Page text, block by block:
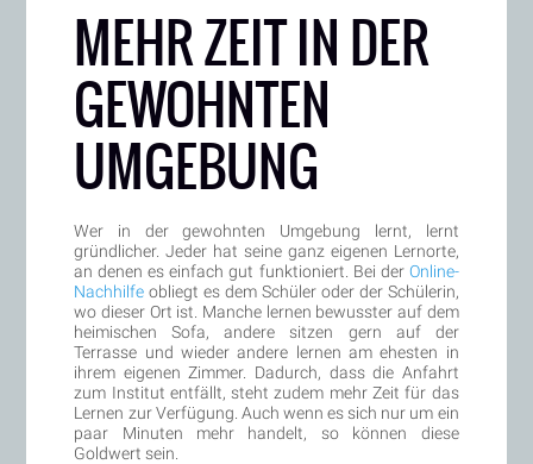
MEHR ZEIT IN DER
GEWOHNTEN
UMGEBUNG
Wer in der gewohnten Umgebung lernt, lernt
gründlicher. Jeder hat seine ganz eigenen Lernorte,
an denen es einfach gut funktioniert. Bei der Online-
Nachhilfe obliegt es dem Schüler oder der Schülerin,
wo dieser Ort ist. Manche lernen bewusster auf dem
heimischen Sofa, andere sitzen gern auf der
Terrasse und wieder andere lernen am ehesten in
ihrem eigenen Zimmer. Dadurch, dass die Anfahrt
zum Institut entfällt, steht zudem mehr Zeit für das
Lernen zur Verfügung. Auch wenn es sich nur um ein
paar Minuten mehr handelt, so können diese
Goldwert sein.